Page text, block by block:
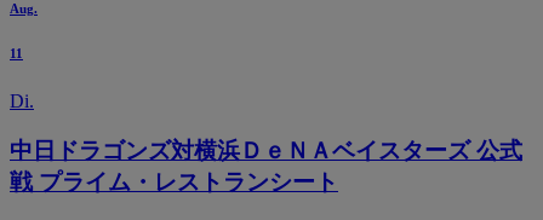
Aug.
11
Di.
中日ドラゴンズ対横浜ＤｅＮＡベイスターズ 公式
戦 プライム・レストランシート